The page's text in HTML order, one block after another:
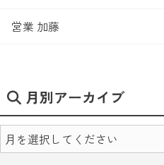
営業 加藤
月別アーカイブ